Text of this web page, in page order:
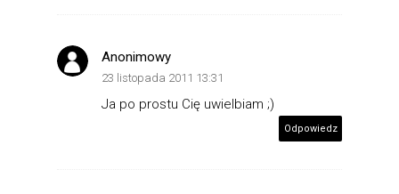
Anonimowy
23 listopada 2011 13:31
Ja po prostu Cię uwielbiam ;)
Odpowiedz